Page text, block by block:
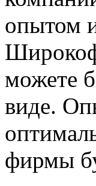
опытом
можете
виде.
фирмы